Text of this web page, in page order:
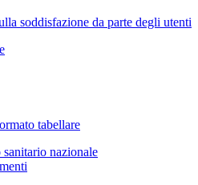
soddisfazione da parte degli utenti
tabellare
nazionale